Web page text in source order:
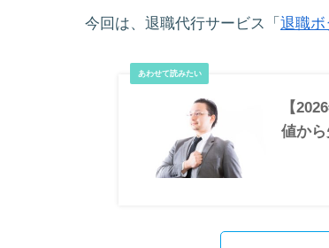
今回は、退職代行サービス「 退職ボ
【
値から